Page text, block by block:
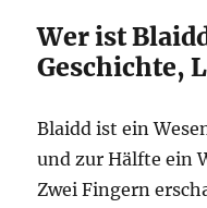
Wer ist
Geschichte,
Blaidd ist ein
und zur Hälfte ein
Zwei Fingern